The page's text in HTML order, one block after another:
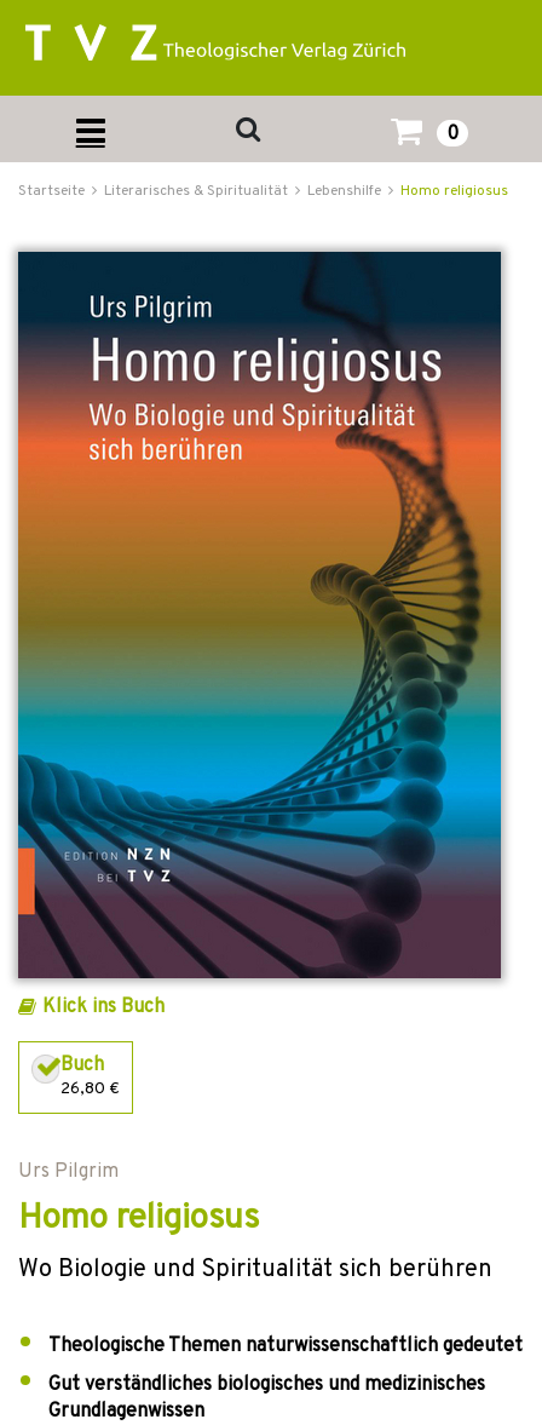
0
Startseite Literarisches & Spiritualität Lebenshilfe Homo religiosus
Klick ins Buch
Buch
26,80 €
Urs Pilgrim
Homo religiosus
Wo Biologie und Spiritualität sich berühren
Theologische Themen naturwissenschaftlich gedeutet
Gut verständliches biologisches und medizinisches
Grundlagenwissen